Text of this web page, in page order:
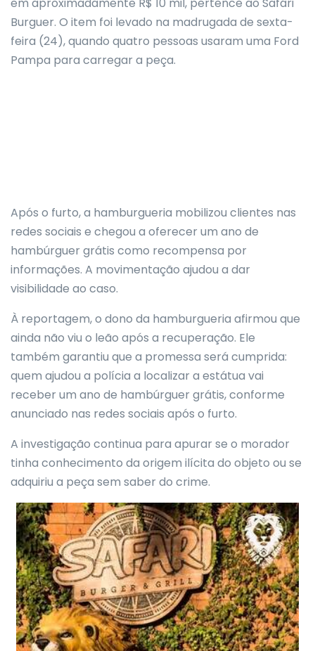
Burguer. O item foi levado na madrugada de sexta-
feira (24), quando quatro pessoas usaram uma Ford
Pampa para carregar a peça.
Após o furto, a hamburgueria mobilizou clientes nas
redes sociais e chegou a oferecer um ano de
hambúrguer grátis como recompensa por
informações. A movimentação ajudou a dar
visibilidade ao caso.
À reportagem, o dono da hamburgueria afirmou que
ainda não viu o leão após a recuperação. Ele
também garantiu que a promessa será cumprida:
quem ajudou a polícia a localizar a estátua vai
receber um ano de hambúrguer grátis, conforme
anunciado nas redes sociais após o furto.
A investigação continua para apurar se o morador
tinha conhecimento da origem ilícita do objeto ou se
adquiriu a peça sem saber do crime.